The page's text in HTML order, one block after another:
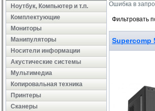
Ноутбук, Компьютер и т.п.
Комплектующие
Мониторы
Манипуляторы
Носители информации
Акустические системы
Мультимедиа
Копировальная техника
Принтеры
Сканеры
Ошибка в
Фильтровать
Supercomp